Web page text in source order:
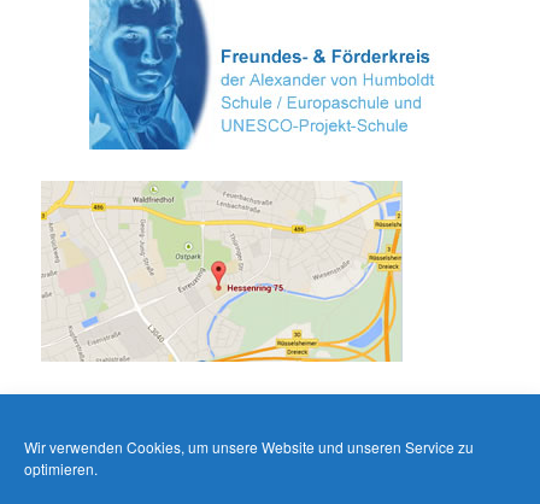
Wir verwenden Cookies, um unsere Website und unseren Service zu
optimieren.